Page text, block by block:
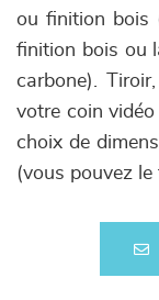
ou finition bois
finition bois ou
carbone).
votre coin
choix de
(vous pouvez le